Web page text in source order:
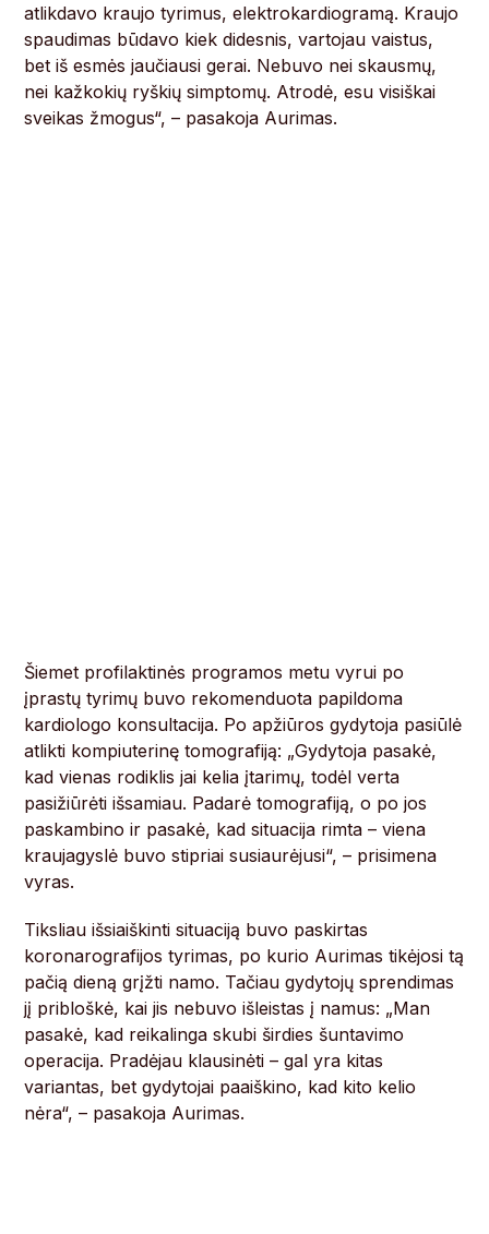
atlikdavo kraujo tyrimus, elektrokardiogramą. Kraujo
spaudimas būdavo kiek didesnis, vartojau vaistus,
bet iš esmės jaučiausi gerai. Nebuvo nei skausmų,
nei kažkokių ryškių simptomų. Atrodė, esu visiškai
sveikas žmogus“, – pasakoja Aurimas.
Šiemet profilaktinės programos metu vyrui po
įprastų tyrimų buvo rekomenduota papildoma
kardiologo konsultacija. Po apžiūros gydytoja pasiūlė
atlikti kompiuterinę tomografiją: „Gydytoja pasakė,
kad vienas rodiklis jai kelia įtarimų, todėl verta
pasižiūrėti išsamiau. Padarė tomografiją, o po jos
paskambino ir pasakė, kad situacija rimta – viena
kraujagyslė buvo stipriai susiaurėjusi“, – prisimena
vyras.
Tiksliau išsiaiškinti situaciją buvo paskirtas
koronarografijos tyrimas, po kurio Aurimas tikėjosi tą
pačią dieną grįžti namo. Tačiau gydytojų sprendimas
jį pribloškė, kai jis nebuvo išleistas į namus: „Man
pasakė, kad reikalinga skubi širdies šuntavimo
operacija. Pradėjau klausinėti – gal yra kitas
variantas, bet gydytojai paaiškino, kad kito kelio
nėra“, – pasakoja Aurimas.